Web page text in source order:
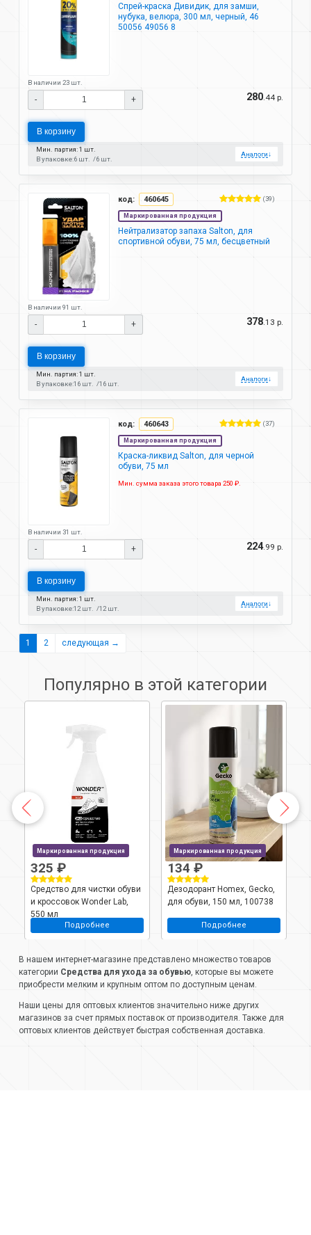
Спрей-краска Дивидик, для замши,
нубука, велюра, 300 мл, черный, 46
50056 49056 8
В наличии 23 шт.
- + 280 .44 р.
В корзину
Мин. партия: 1 шт.
В упаковке:6 шт. 6 шт.
Аналоги↓
код: 460645 (39)
Маркированная продукция
Нейтрализатор запаха Salton, для
спортивной обуви, 75 мл, бесцветный
В наличии 91 шт.
- + 378 .13 р.
В корзину
Мин. партия: 1 шт.
В упаковке:16 шт. 16 шт.
Аналоги↓
код: 460643 (37)
Маркированная продукция
Краска-ликвид Salton, для черной
обуви, 75 мл
Мин. сумма заказа этого товара 250 ₽.
В наличии 31 шт.
- + 224.99 р.
В корзину
Мин. партия: 1 шт.
В упаковке:12 шт. 12 шт.
Аналоги↓
1 2 следующая →
Популярно в этой категории
Маркированная продукция
325 ₽
Средство для чистки обуви
и кроссовок Wonder Lab,
550 мл
Подробнее
Маркированная продукция
134 ₽
Дезодорант Homex, Gecko,
для обуви, 150 мл, 100738
Подробнее
В нашем интернет-магазине представлено множество товаров
категории Средства для ухода за обувью, которые вы можете
приобрести мелким и крупным оптом по доступным ценам.
Наши цены для оптовых клиентов значительно ниже других
магазинов за счет прямых поставок от производителя. Также для
оптовых клиентов действует быстрая собственная доставка.